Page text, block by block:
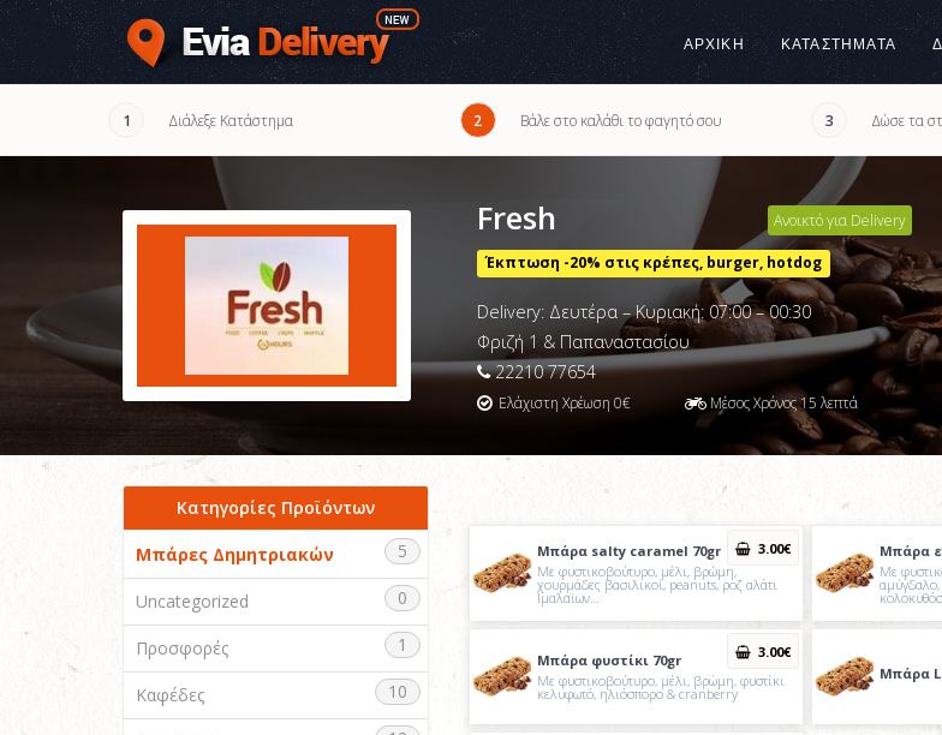
ΑΡΧΙΚΉ ΚΑΤΑΣΤΉΜΑΤΑ
1 Διάλεξε Κατάστημα 2 Βάλε στο καλάθι το φαγητό σου 3 Δώσε τα
Ανοικτό για Delivery
Fresh
Έκπτωση -20% στις κρέπες, burger, hotdog
Delivery: Δευτέρα – Κυριακή: 07:00 – 00:30
Φριζή 1 & Παπαναστασίου
22210 77654
Ελάχιστη Χρέωση 0€ Μέσος Χρόνος15 λεπτά
Κατηγορίες Προϊόντων
Μπάρες Δημητριακών 5
Uncategorized 0
Προσφορές 1
Καφέδες 10
Μπάρα salty caramel 70gr
Με φυστικοβούτυρο, μέλι, βρώμη,
χουρμάδες βασιλικοί, peanuts, ροζ αλάτι
Ιμαλαϊων…
3.00€
Μπάρα
Με
αμύγδαλο,
Μπάρα φυστίκι 70gr
Με φυστικοβούτυρο, μέλι, βρώμη, φυστίκι
κελυφωτό, ηλιόσπορο & cranberry
3.00€
Μπάρα